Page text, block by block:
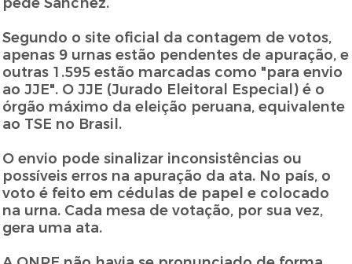
Segundo o site oficial da contagem de votos,
apenas 9 urnas estão pendentes de apuração, e
outras 1.595 estão marcadas como "para envio
ao JJE". O JJE (Jurado Eleitoral Especial) é o
órgão máximo da eleição peruana, equivalente
ao TSE no Brasil.
O envio pode sinalizar inconsistências ou
possíveis erros na apuração da ata. No país, o
voto é feito em cédulas de papel e colocado
na urna. Cada mesa de votação, por sua vez,
gera uma ata.